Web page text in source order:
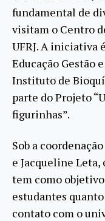
fundamental de
visitam o Centro
UFRJ. A iniciativa
Educação Gestão
Instituto de
parte do Projeto
figurinhas”.
Sob a
e Jacqueline
tem como
estudantes
contato com o